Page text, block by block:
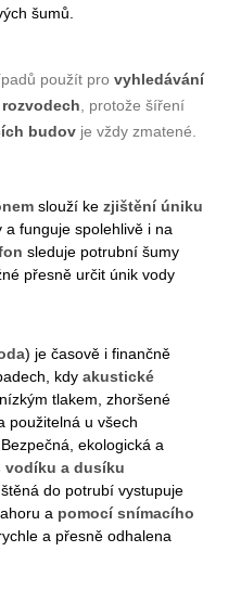
šumů.
použít pro vyhledávání
rozvodech , protože šíření
budov je vždy zmatené.
slouží ke zjištění úniku
funguje spolehlivě i na
sleduje potrubní šumy
přesně určit únik vody
) je časově i finančně
kdy akustické
tlakem, zhoršené
použitelná u všech
ekologická a
vodíku a dusíku
do potrubí vystupuje
a pomocí snímacího
a přesně odhalena